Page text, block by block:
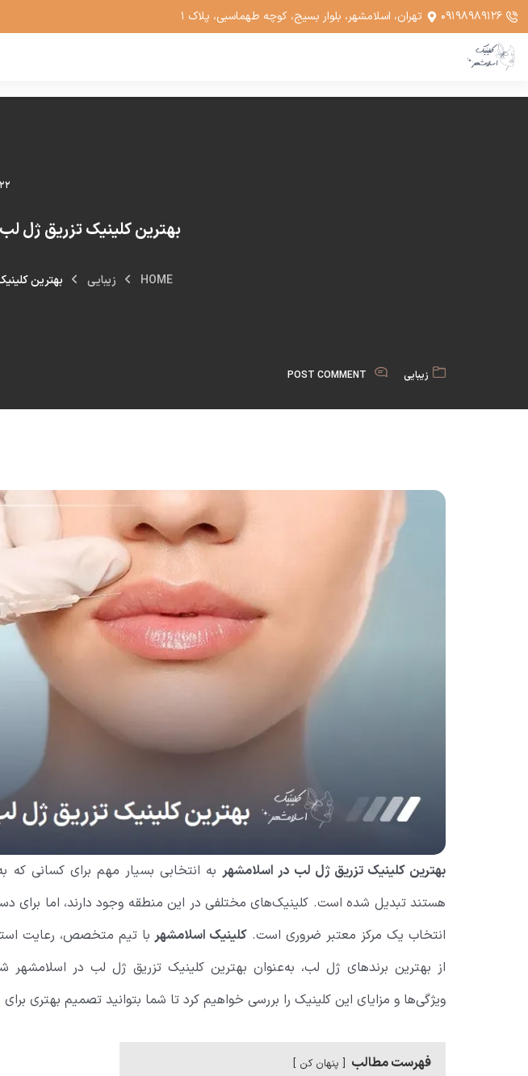
۰۹۱۹۸۹۸۹۱۲۶ تهران، اسلامشهر، بلوار بسیج، کوچه طهماسبی، پلاک ۱
۲۲ تیر ۱۴۰۵
بهترین کلینیک تزریق ژل لب
HOME زیبایی بهترین
زیبایی POST COMMENT
بهترین کلینیک تزریق ژل لب در اسلامشهر به انتخابی بسیار مهم برای کسانی که
هستند تبدیل شده است. کلینیک‌های مختلفی در این منطقه وجود دارند، اما برای
انتخاب یک مرکز معتبر ضروری است. کلینیک اسلامشهر با تیم متخصص، رعایت
از بهترین برندهای ژل لب، به‌عنوان بهترین کلینیک تزریق ژل لب در اسلامشهر
ویژگی‌ها و مزایای این کلینیک را بررسی خواهیم کرد تا شما بتوانید تصمیم بهتری
فهرست مطالب پنهان کن